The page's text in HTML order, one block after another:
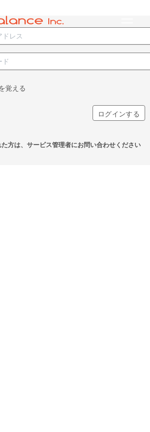
覚える
ログインする
方は、サービス管理者にお問い合わせください